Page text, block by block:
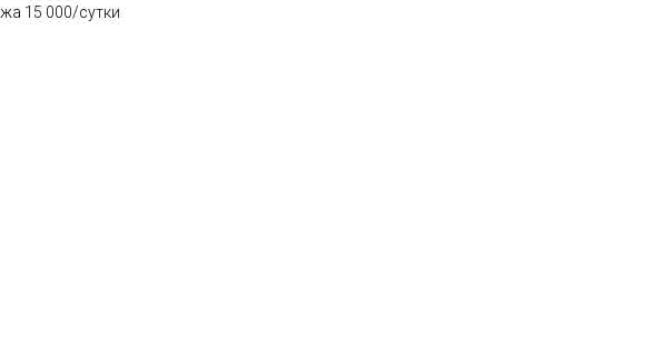
15 000/сутки